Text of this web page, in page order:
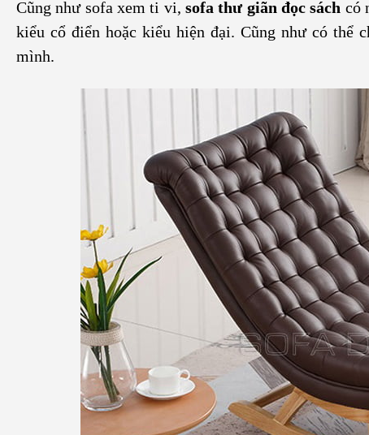
Cũng như sofa xem ti vi, sofa thư giãn đọc sách có
kiểu cổ điển hoặc kiểu hiện đại. Cũng như có thể
mình.